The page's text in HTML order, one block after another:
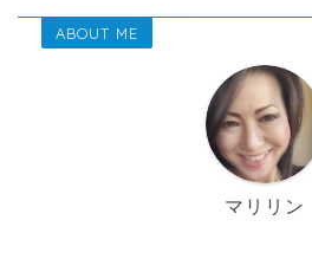
ABOUT ME
マリリン